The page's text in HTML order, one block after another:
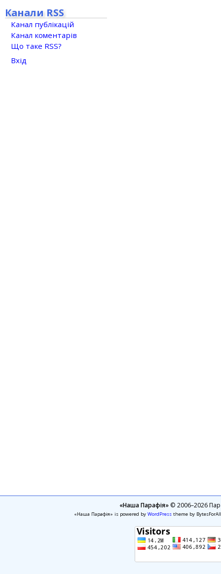
Канали RSS
Канал публікацій
Канал коментарів
Що таке RSS?
Вхід
«Наша Парафія»© 2006–2026
«Наша Парафія» is powered by WordPresstheme by